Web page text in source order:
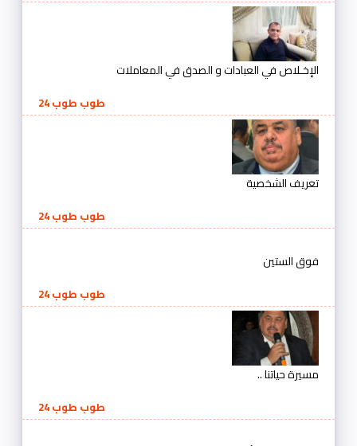
الإخـلاص في العبادات و الصدق في المعاملات
طوب طوب 24
تعريف الشخصية
طوب طوب 24
فوق الستين
طوب طوب 24
مسيرة حياتنا ..
طوب طوب 24